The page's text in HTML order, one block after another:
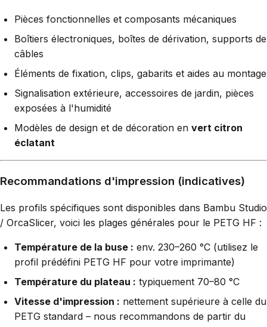
Pièces fonctionnelles et composants mécaniques
Boîtiers électroniques, boîtes de dérivation, supports de
câbles
Éléments de fixation, clips, gabarits et aides au montage
Signalisation extérieure, accessoires de jardin, pièces
exposées à l'humidité
Modèles de design et de décoration en vert citron
éclatant
Recommandations d'impression (indicatives)
Les profils spécifiques sont disponibles dans Bambu Studio
/ OrcaSlicer, voici les plages générales pour le PETG HF :
Température de la buse : env. 230–260 °C (utilisez le
profil prédéfini PETG HF pour votre imprimante)
Température du plateau : typiquement 70–80 °C
Vitesse d'impression : nettement supérieure à celle du
PETG standard – nous recommandons de partir du